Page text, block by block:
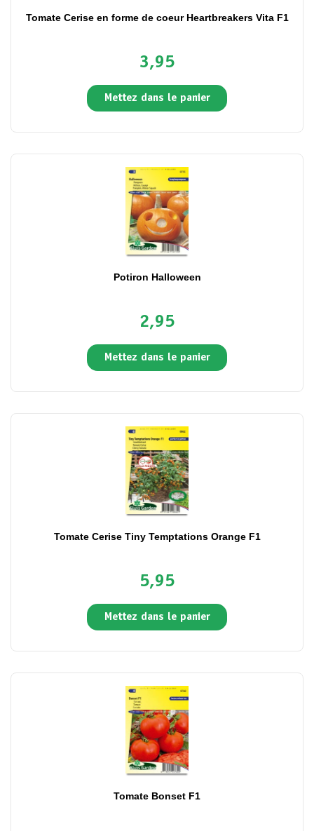
Tomate Cerise en forme de coeur Heartbreakers Vita F1
3,95
Mettez dans le panier
Potiron Halloween
2,95
Mettez dans le panier
Tomate Cerise Tiny Temptations Orange F1
5,95
Mettez dans le panier
Tomate Bonset F1